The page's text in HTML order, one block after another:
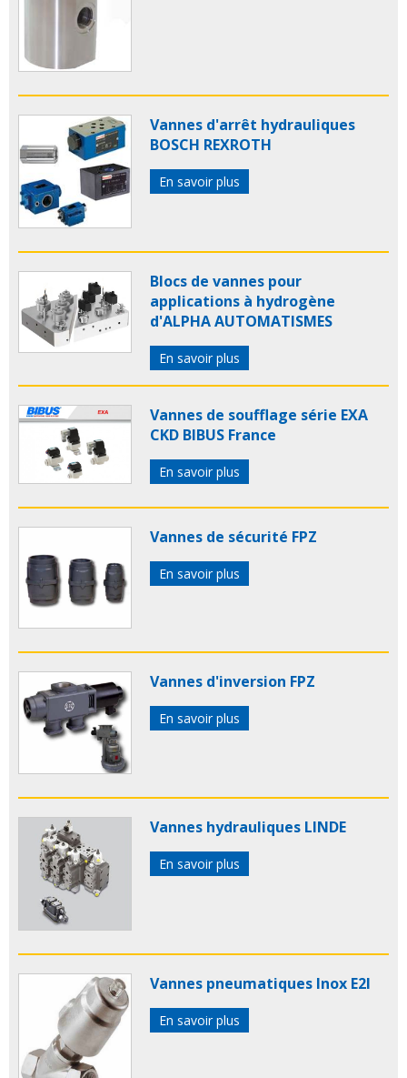
Vannes d'arrêt hydrauliques
BOSCH REXROTH
En savoir plus
Blocs de vannes pour
applications à hydrogène
d'ALPHA AUTOMATISMES
En savoir plus
Vannes de soufflage série EXA
CKD BIBUS France
En savoir plus
Vannes de sécurité FPZ
En savoir plus
Vannes d'inversion FPZ
En savoir plus
Vannes hydrauliques LINDE
En savoir plus
Vannes pneumatiques Inox E2I
En savoir plus